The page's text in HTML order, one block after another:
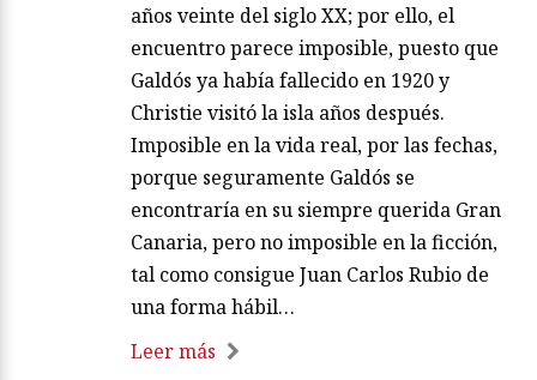
años veinte del siglo XX; por ello, el
encuentro parece imposible, puesto que
Galdós ya había fallecido en 1920 y
Christie visitó la isla años después.
Imposible en la vida real, por las fechas,
porque seguramente Galdós se
encontraría en su siempre querida Gran
Canaria, pero no imposible en la ficción,
tal como consigue Juan Carlos Rubio de
una forma hábil…
Leer más